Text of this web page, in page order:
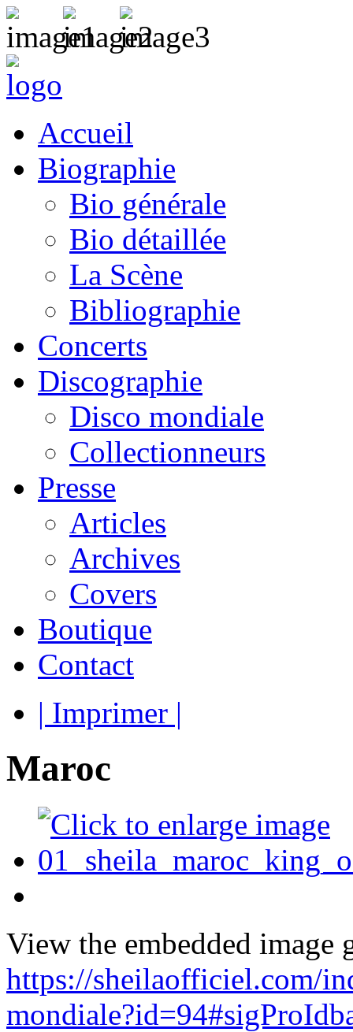
Accueil
Biographie
Bio générale
Bio détaillée
La Scène
Bibliographie
Concerts
Discographie
Disco mondiale
Collectionneurs
Presse
Articles
Archives
Covers
Boutique
Contact
| Imprimer |
Maroc
View the embedded image
https://sheilaofficiel.com/